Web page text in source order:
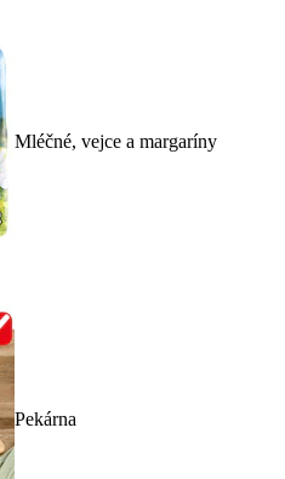
Mléčné, vejce a margaríny
Pekárna